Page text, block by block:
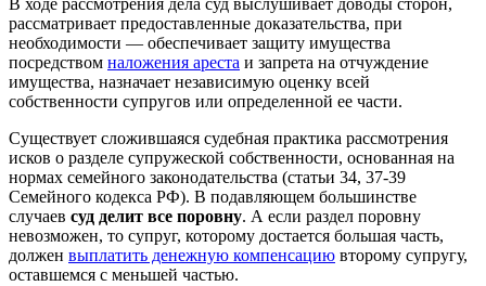
В ходе рассмотрения дела суд выслушивает доводы сторон,
рассматривает предоставленные доказательства, при
необходимости — обеспечивает защиту имущества
посредством наложения ареста и запрета на отчуждение
имущества, назначает независимую оценку всей
собственности супругов или определенной ее части.
Существует сложившаяся судебная практика рассмотрения
исков о разделе супружеской собственности, основанная на
нормах семейного законодательства (статьи 34, 37-39
Семейного кодекса РФ). В подавляющем большинстве
случаев суд делит все поровну. А если раздел поровну
невозможен, то супруг, которому достается большая часть,
должен выплатить денежную компенсацию второму супругу,
оставшемся с меньшей частью.